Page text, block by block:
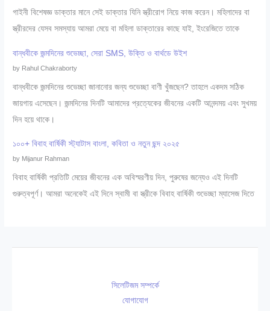
গাইনী বিশেষজ্ঞ ডাক্তার মানে সেই ডাক্তার যিনি স্ত্রীরোগ নিয়ে কাজ করেন। মহিলাদের বা
স্ত্রীরদের যেসব সমস্যায় আমরা মেয়ে বা মহিলা ডাক্তারের কাছে যাই, ইংরেজিতে তাকে
বান্ধবীকে জন্মদিনের শুভেচ্ছা, সেরা SMS, উক্তি ও বার্থডে উইশ
by Rahul Chakraborty
বান্ধবীকে জন্মদিনের শুভেচ্ছা জানানোর জন্য শুভেচ্ছা বাণী খুঁজছেন? তাহলে একদম সঠিক
জায়গায় এসেছেন। জন্মদিনের দিনটি আমাদের প্রত্যেকের জীবনের একটি আনন্দময় এবং সুখময়
দিন হয়ে থাকে।
১০০+ বিবাহ বার্ষিকী স্ট্যাটাস বাংলা, কবিতা ও নতুন ছন্দ ২০২৫
by Mijanur Rahman
বিবাহ বার্ষিকী প্রতিটি মেয়ের জীবনের এক অবিস্মরণীয় দিন, পুরুষের জন্যেও এই দিনটি
গুরুত্বপূর্ণ। আমরা অনেকেই এই দিনে স্বামী বা স্ত্রীকে বিবাহ বার্ষিকী শুভেচ্ছা ম্যাসেজ দিতে
সিলেটিজম সম্পর্কে
যোগাযোগ